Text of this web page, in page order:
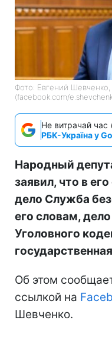
Фото: Евгений
(facebook.com/
Не витрачай час
РБК-Україна у
Народный
заявил, что в
дело Служба
его словам,
Уголовного
Об этом
ссылкой на
Шевченко.